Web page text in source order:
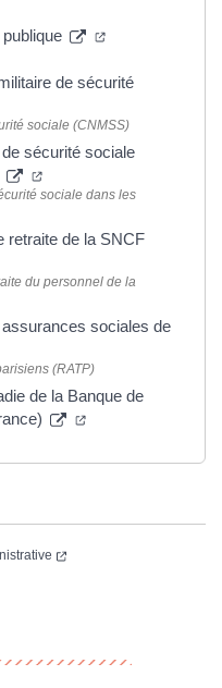
de sécurité
sociale (CNMSS)
sécurité sociale
sociale dans les
retraite de la SNCF
du personnel de la
sociales de
(RATP)
de la Banque de